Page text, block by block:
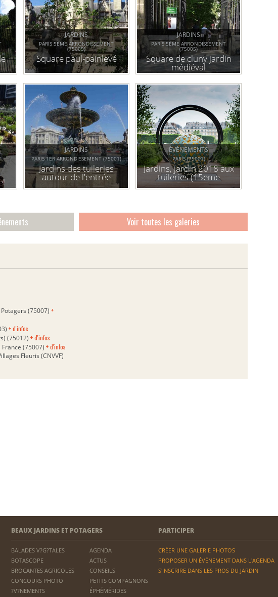
JARDINS
PARIS 5ÈME ARRONDISSEMENT
(75005)
Square paul-painlevé
JARDINS
PARIS 5ÈME ARRONDISSEMENT
(75005)
Square de cluny jardin
médiéval
JARDINS
PARIS 1ER ARRONDISSEMENT (75001)
Jardins des tuileries
autour de l'entrée
"poterne de l'orangerie"
ÉVÉNEMENTS
PARIS (75001)
Jardins, jardin 2018 aux
tuileries (15eme
édition) : expérience(s)
Voir toutes les galeries
(75007) +
+ d'infos
(75012) + d'infos
(75007) + d'infos
Fleuris (CNVVF)
BEAUX JARDINS ET POTAGERS
BALADES V?G?TALES
BOTASCOPE
BROCANTES AGRICOLES
CONCOURS PHOTO
?V?NEMENTS
AGENDA
ACTUS
CONSEILS
PETITS COMPAGNONS
ÉPHÉMÉRIDES
PARTICIPER
CRÉER UNE GALERIE PHOTOS
PROPOSER UN ÉVÉNEMENT DANS L'AGENDA
S'INSCRIRE DANS LES PROS DU JARDIN